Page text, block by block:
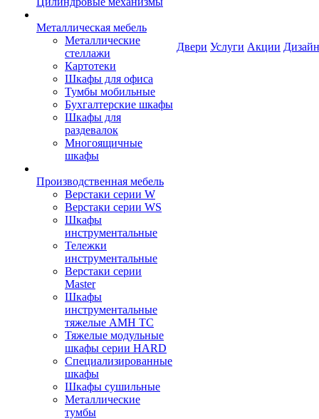
Металлическая мебель
Металлические
стеллажи
Картотеки
Шкафы для офиса
Тумбы мобильные
Бухгалтерские шкафы
Шкафы для
раздевалок
Многоящичные
шкафы
Производственная мебель
Верстаки серии W
Верстаки серии WS
Шкафы
инструментальные
Тележки
инструментальные
Верстаки серии
Master
Шкафы
инструментальные
тяжелые AMH TC
Тяжелые модульные
шкафы серии HARD
Cпециализированные
шкафы
Шкафы сушильные
Металлические
тумбы
Двери Услуги Акции